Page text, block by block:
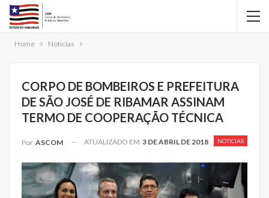
Home Noticias
CORPO DE BOMBEIROS E PREFEITURA
DE SÃO JOSÉ DE RIBAMAR ASSINAM
TERMO DE COOPERAÇÃO TÉCNICA
NOTICIAS
Por ASCOM ATUALIZADO EM 3 DE ABRIL DE 2018